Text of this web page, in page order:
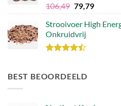
Waardering
uit 5
106,49
was:
€106,49.
79,79Huidige
is:
Strooivoer High
Onkruidvrij
BEST BEOORDEELD